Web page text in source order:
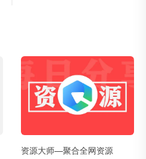
资源大师—聚合全网资源